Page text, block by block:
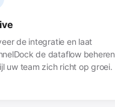
de integratie en laat
de dataflow beheren
uw team zich richt op groei.